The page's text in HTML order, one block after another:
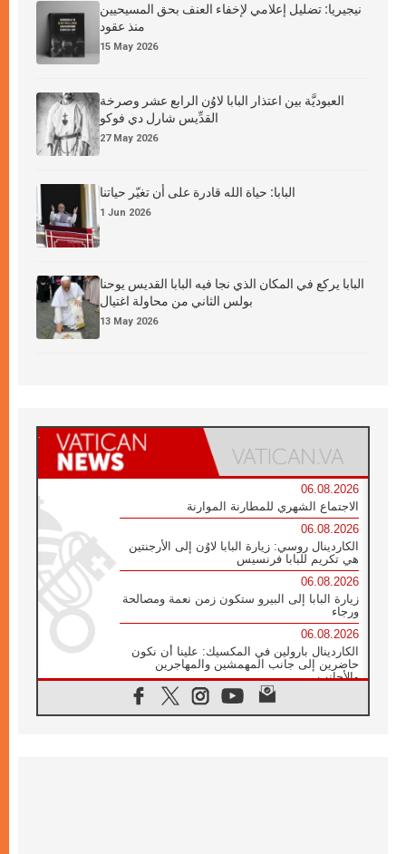
نيجيريا: تضليل إعلامي لإخفاء العنف بحق المسيحيين
منذ عقود
15 May 2026
العبوديَّة بين اعتذار البابا لاوُن الرابع عشر وصرخة
القدِّيس شارل دي فوكو
27 May 2026
البابا: حياة الله قادرة على أن تغيّر حياتنا
1 Jun 2026
البابا يركع في المكان الذي نجا فيه البابا القديس يوحنا
بولس الثاني من محاولة اغتيال
13 May 2026
06.08.2026
الاجتماع الشهري للمطارنة الموارنة
06.08.2026
الكاردينال روسي: زيارة البابا لاوُن إلى الأرجنتين
هي تكريم للبابا فرنسيس
06.08.2026
زيارة البابا إلى البيرو ستكون زمن نعمة ومصالحة
ورجاء
06.08.2026
الكاردينال بارولين في المكسيك: علينا أن نكون
حاضرين إلى جانب المهمشين والمهاجرين
والأجانب
البابا لاوُن الرابع عشر للشباب في أسيزي: